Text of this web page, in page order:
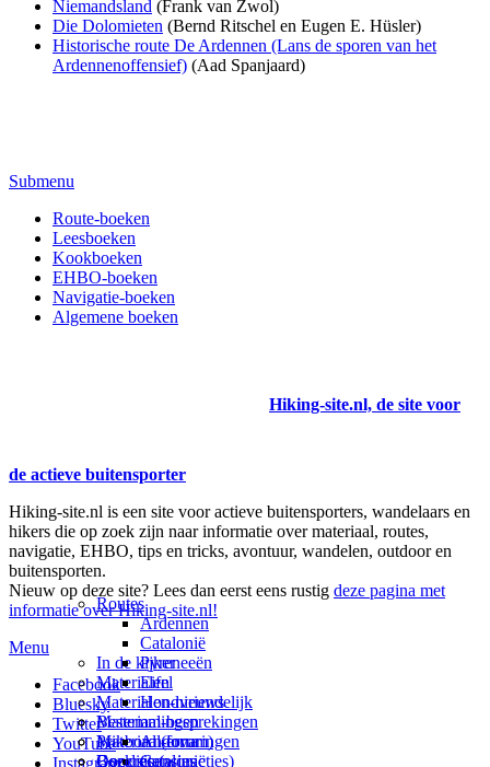
Niemandsland (Frank van Zwol)
Die Dolomieten (Bernd Ritschel en Eugen E. Hüsler)
Historische route De Ardennen (Lans de sporen van het
Ardennenoffensief) (Aad Spanjaard)
Submenu
Route-boeken
Leesboeken
Kookboeken
EHBO-boeken
Navigatie-boeken
Algemene boeken
Hiking-site.nl, de site voor
de actieve buitensporter
Hiking-site.nl is een site voor actieve buitensporters, wandelaars en
hikers die op zoek zijn naar informatie over materiaal, routes,
navigatie, EHBO, tips en tricks, avontuur, wandelen, outdoor en
buitensporten.
Nieuw op deze site? Lees dan eerst eens rustig deze pagina met
informatie over Hiking-site.nl!
Menu
Facebook
Bluesky
Twitter
YouTubePrikbord (forum)
Goodies (winacties)
In de kijker
Materialen
Materialen-nieuws
Materiaal-besprekingen
Materiaal-ervaringen
Boekrecensies
Routes
Ardennen
Catalonië
Pyreneeën
Eifel
Hondvriendelijk
Bestemmingen
Andorra
Catalonië
Deze site